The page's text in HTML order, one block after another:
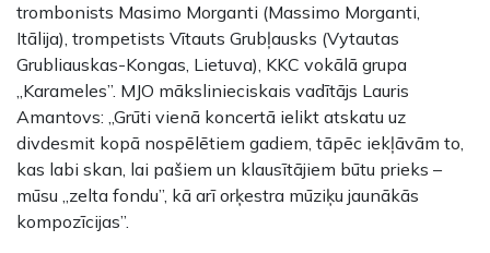
trombonists Masimo Morganti (Massimo Morganti,
Itālija), trompetists Vītauts Grubļausks (Vytautas
Grubliauskas-Kongas, Lietuva), KKC vokālā grupa
„Karameles”. MJO mākslinieciskais vadītājs Lauris
Amantovs: „Grūti vienā koncertā ielikt atskatu uz
divdesmit kopā nospēlētiem gadiem, tāpēc iekļāvām to,
kas labi skan, lai pašiem un klausītājiem būtu prieks –
mūsu „zelta fondu”, kā arī orķestra mūziķu jaunākās
kompozīcijas”.